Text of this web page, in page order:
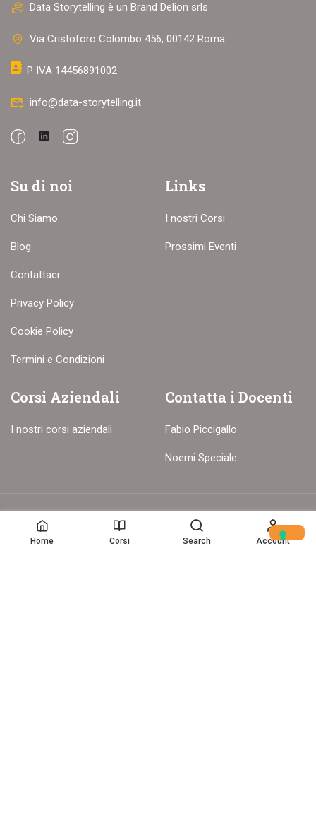
Data Storytelling è un Brand Delion srls
Via Cristoforo Colombo 456, 00142 Roma
P IVA 14456891002
info@data-storytelling.it
Su di noi
Chi Siamo
Blog
Contattaci
Privacy Policy
Cookie Policy
Termini e Condizioni
Links
I nostri Corsi
Prossimi Eventi
Corsi Aziendali
I nostri corsi aziendali
Contatta i Docenti
Fabio Piccigallo
Noemi Speciale
© Copyright – 2017-26 Delion srls – Tutti i diritti riservati
Home Corsi Search Account